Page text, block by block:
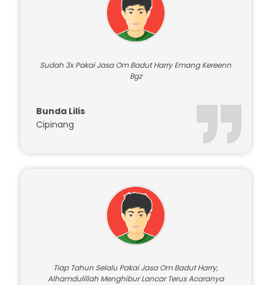
Sudah 3x Pakai Jasa Om Badut Harry Emang Kereenn
Bgz
Bunda Lilis
Cipinang
Tiap Tahun Selalu Pakai Jasa Om Badut Harry,
Alhamdulillah Menghibur Lancar Terus Acaranya